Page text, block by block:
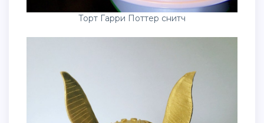
Торт Гарри Поттер снитч